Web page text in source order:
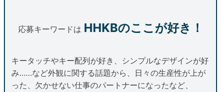
応募キーワードは HHKBのここが好き！
キータッチやキー配列が好き、シンプルなデザインが好
み……など外観に関する話題から、日々の生産性が上が
った、欠かせない仕事のパートナーになったなど、